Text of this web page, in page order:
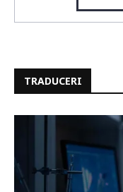
TRADUCERI